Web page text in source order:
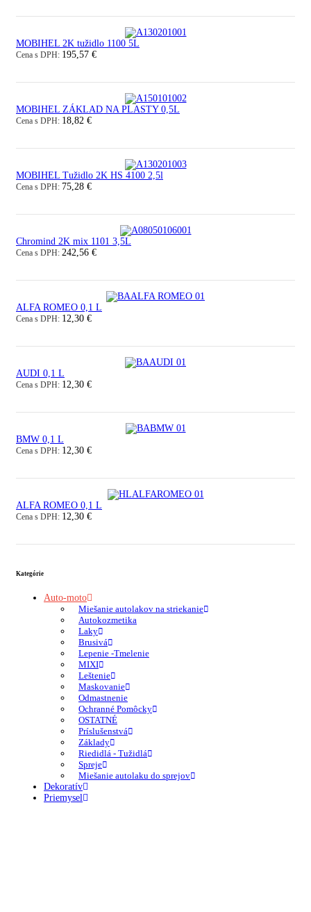
MOBIHEL 2K tužidlo 1100 5L
Cena s DPH: 195,57 €
MOBIHEL ZÁKLAD NA PLASTY 0,5L
Cena s DPH: 18,82 €
MOBIHEL Tužidlo 2K HS 4100 2,5l
Cena s DPH: 75,28 €
Chromind 2K mix 1101 3,5L
Cena s DPH: 242,56 €
ALFA ROMEO 0,1 L
Cena s DPH: 12,30 €
AUDI 0,1 L
Cena s DPH: 12,30 €
BMW 0,1 L
Cena s DPH: 12,30 €
ALFA ROMEO 0,1 L
Cena s DPH: 12,30 €
Kategórie
Auto-moto
Miešanie autolakov na striekanie
Autokozmetika
Laky
Brusivá
Lepenie -Tmelenie
MIXI
Leštenie
Maskovanie
Odmastnenie
Ochranné Pomôcky
OSTATNÉ
Príslušenstvá
Základy
Riedidlá - Tužidlá
Spreje
Miešanie autolaku do sprejov
Dekoratív
Priemysel